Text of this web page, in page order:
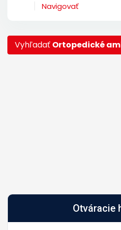
Navigovať
Vyhľadať Ortopedické
Otváracie